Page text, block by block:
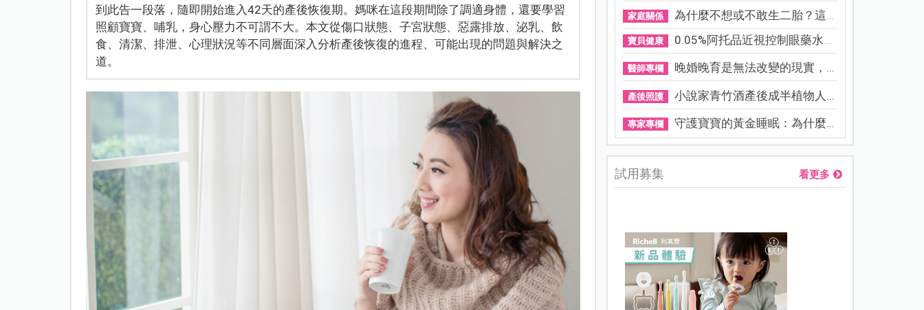
到此告一段落，隨即開始進入42天的產後恢復期。媽咪在這段期間除了調適身體，還要學習
照顧寶寶、哺乳，身心壓力不可謂不大。本文從傷口狀態、子宮狀態、惡露排放、泌乳、飲
食、清潔、排泄、心理狀況等不同層面深入分析產後恢復的進程、可能出現的問題與解決之
道。
家庭關係 為什麼不想或不敢生二胎？這8...
寶貝健康 0.05%阿托品近視控制眼藥水納...
醫師專欄 晚婚晚育是無法改變的現實，...
產後照護 小說家青竹酒產後成半植物人...
專家專欄 守護寶寶的黃金睡眠：為什麼...
試用募集 看更多